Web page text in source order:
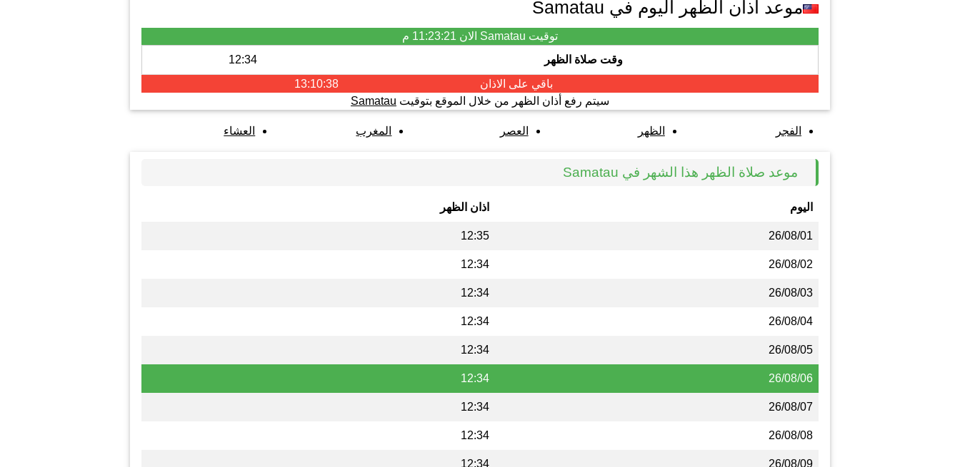
موعد اذان الظهر اليوم في Samatau
توقيت Samatau الان
11:23:21 م
وقت صلاة الظهر
12:34
باقي على الاذان
13:10:38
سيتم رفع أذان الظهر من خلال الموقع بتوقيت Samatau
الفجر الظهر العصر المغرب العشاء
موعد صلاة الظهر هذا الشهر في Samatau
اليوم اذان الظهر
26/08/01
12:35
26/08/02
12:34
26/08/03
12:34
26/08/04
12:34
26/08/05
12:34
26/08/06
12:34
26/08/07
12:34
26/08/08
12:34
26/08/09
12:34